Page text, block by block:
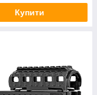
Купити